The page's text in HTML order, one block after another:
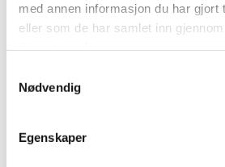
med annen informasjon du har gjort
eller som de har samlet inn
Nødvendig
Egenskaper
Q: Når er det mulig å
Kontakt oss for bursdagsfeiring,
tid!